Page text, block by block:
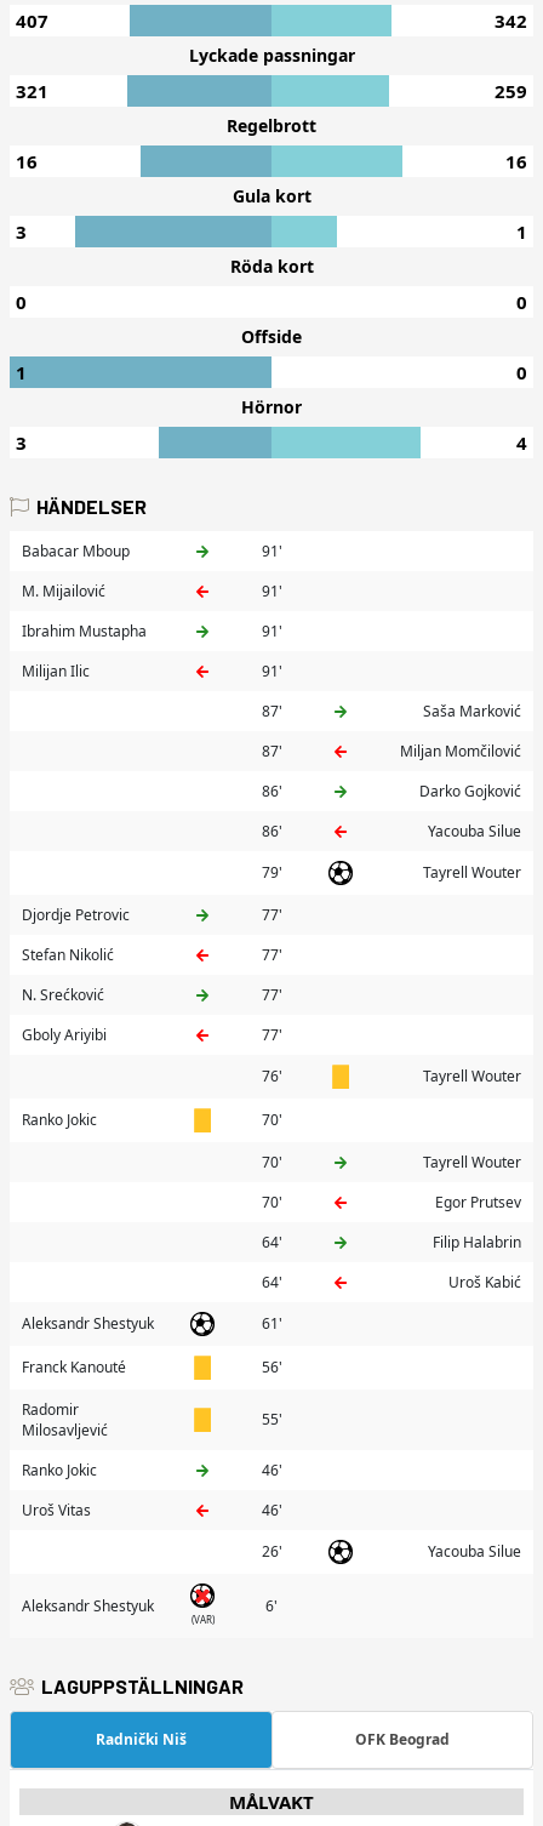
407 342
Lyckade passningar
321 259
Regelbrott
16 16
Gula kort
3 1
Röda kort
0 0
Offside
1 0
Hörnor
3 4
HÄNDELSER
Babacar Mboup
91'
M. Mijailović
91'
Ibrahim Mustapha
91'
Milijan Ilic
91'
87'
Saša Marković
87'
Miljan Momčilović
86'
Darko Gojković
86'
Yacouba Silue
79'
Tayrell Wouter
Djordje Petrovic
77'
Stefan Nikolić
77'
N. Srećković
77'
Gboly Ariyibi
77'
76'
Tayrell Wouter
Ranko Jokic 70'
70'
Tayrell Wouter
70'
Egor Prutsev
64'
Filip Halabrin
64'
Uroš Kabić
Aleksandr Shestyuk
61'
Franck Kanouté 56'
Radomir
Milosavljević
55'
Ranko Jokic
46'
Uroš Vitas
46'
26'
Yacouba Silue
Aleksandr Shestyuk
(VAR)
6'
LAGUPPSTÄLLNINGAR
Radnički Niš OFK Beograd
MÅLVAKT